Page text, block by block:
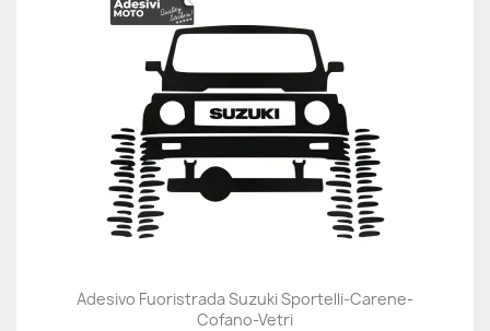
Adesivo Fuoristrada Suzuki Sportelli-Carene-
Cofano-Vetri